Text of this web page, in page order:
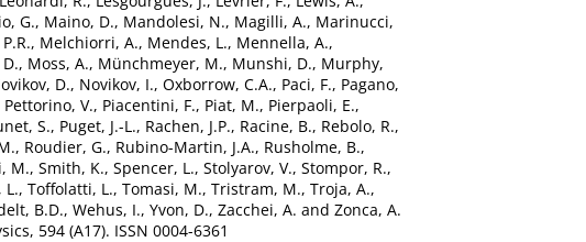
G., Maino, D., Mandolesi, N., Magilli, A., Marinucci,
, Melchiorri, A., Mendes, L., Mennella, A.,
, Moss, A., Münchmeyer, M., Munshi, D., Murphy,
D., Novikov, I., Oxborrow, C.A., Paci, F., Pagano,
Pettorino, V., Piacentini, F., Piat, M., Pierpaoli, E.,
S., Puget, J.-L., Rachen, J.P., Racine, B., Rebolo, R.,
, Roudier, G., Rubino-Martin, J.A., Rusholme, B.,
M., Smith, K., Spencer, L., Stolyarov, V., Stompor, R.,
L., Toffolatti, L., Tomasi, M., Tristram, M., Troja, A.,
B.D., Wehus, I., Yvon, D., Zacchei, A. and Zonca, A.
594 (A17). ISSN 0004-6361